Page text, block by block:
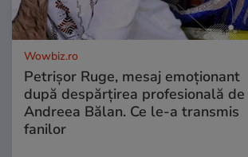
Wowbiz.ro
Petrișor Ruge, mesaj emoționant
după despărțirea profesională de
Andreea Bălan. Ce le-a transmis
fanilor